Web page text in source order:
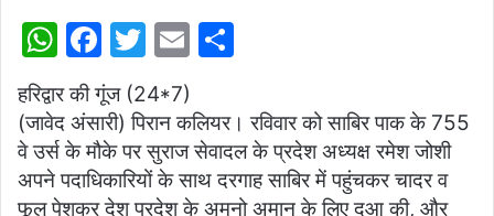
W
at
s
A
F
a
c
e
b
T
itt
er
E
ai
l
ar
e
हरिद्वार की गूंज (24*7)
(जावेद अंसारी) पिरान कलियर। रविवार को साबिर पाक के 755
वे उर्स के मौके पर सुराज सेवादल के प्रदेश अध्यक्ष रमेश जोशी
अपने पदाधिकारियों के साथ दरगाह साबिर में पहुंचकर चादर व
फूल पेशकर देश प्रदेश के अमनो अमान के लिए दुआ की, और